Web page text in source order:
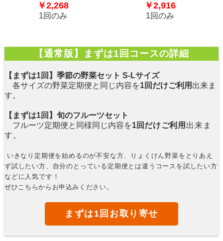
￥2,268 ￥2,916
1回のみ 1回のみ
【通常版】まずは1回コースの詳細
【まずは1回】季節の野菜セット S-Lサイズ
各サイズの野菜定期便と同じ内容を1回だけご利用 出来ま
す。
【まずは1回】旬のフルーツセット
フルーツ定期便と同様同じ内容を1回 だけご利用 出来ま
す。
いきなり定期便を始めるのが不安な方、りょくけん野菜をとりあえ
ず試したい方、自分のとっている定期便とは違うコースを試したい方
などに人気です！
ぜひこちらからお申込みください。
まずは1回お取り寄せ